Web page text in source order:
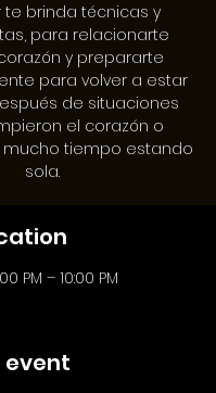
te brinda técnicas y
para relacionarte
y prepararte
para volver a estar
de situaciones
el corazón o
tiempo estando
sola.
PM – 10:00 PM
event